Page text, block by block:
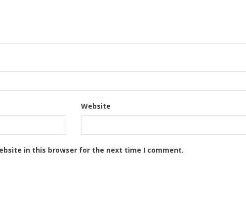
Website
in this browser for the next time I comment.